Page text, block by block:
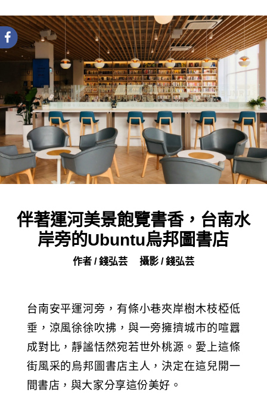
伴著運河美景飽覽書香，台南水
岸旁的Ubuntu烏邦圖書店
作者 / 錢弘芸 攝影 / 錢弘芸
台南安平運河旁，有條小巷夾岸樹木枝椏低
垂，涼風徐徐吹拂，與一旁擁擠城市的喧囂
成對比，靜謐恬然宛若世外桃源。愛上這條
街風采的烏邦圖書店主人，決定在這兒開一
間書店，與大家分享這份美好。